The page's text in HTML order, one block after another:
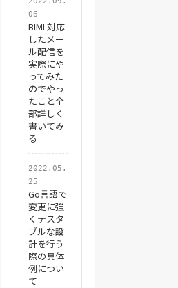
06
BIMI 対応
したメー
ル配信を
実際にや
ってみた
のでやっ
たこと全
部詳しく
書いてみ
る
2022.05.
25
Go言語で
変更に強
くテスタ
ブルな設
計を行う
際の具体
例につい
て